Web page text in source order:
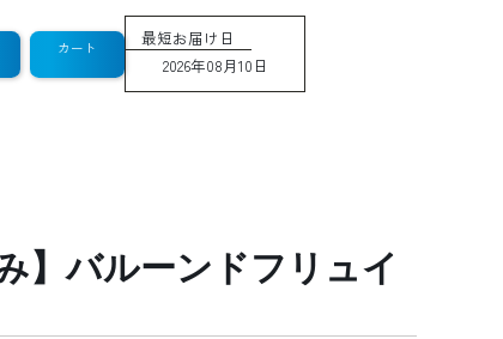
カート
最短お届け日
2026年08月10日
】バルーンドフリュイ